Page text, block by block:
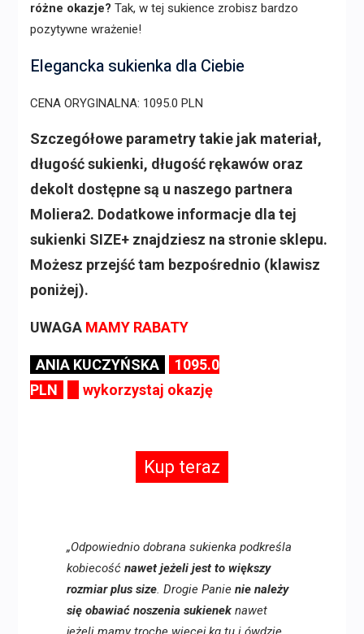
różne okazje? Tak, w tej sukience zrobisz bardzo
pozytywne wrażenie!
Elegancka sukienka dla Ciebie
CENA ORYGINALNA: 1095.0 PLN
Szczegółowe parametry takie jak materiał,
długość sukienki, długość rękawów oraz
dekolt dostępne są u naszego partnera
Moliera2. Dodatkowe informacje dla tej
sukienki SIZE+ znajdziesz na stronie sklepu.
Możesz przejść tam bezpośrednio (klawisz
poniżej).
UWAGA MAMY RABATY
ANIA KUCZYŃSKA
1095.0
PLN
wykorzystaj okazję
Kup teraz
„Odpowiednio dobrana sukienka podkreśla
kobiecość nawet jeżeli jest to większy
rozmiar plus size. Drogie Panie nie należy
się obawiać noszenia sukieneknawet